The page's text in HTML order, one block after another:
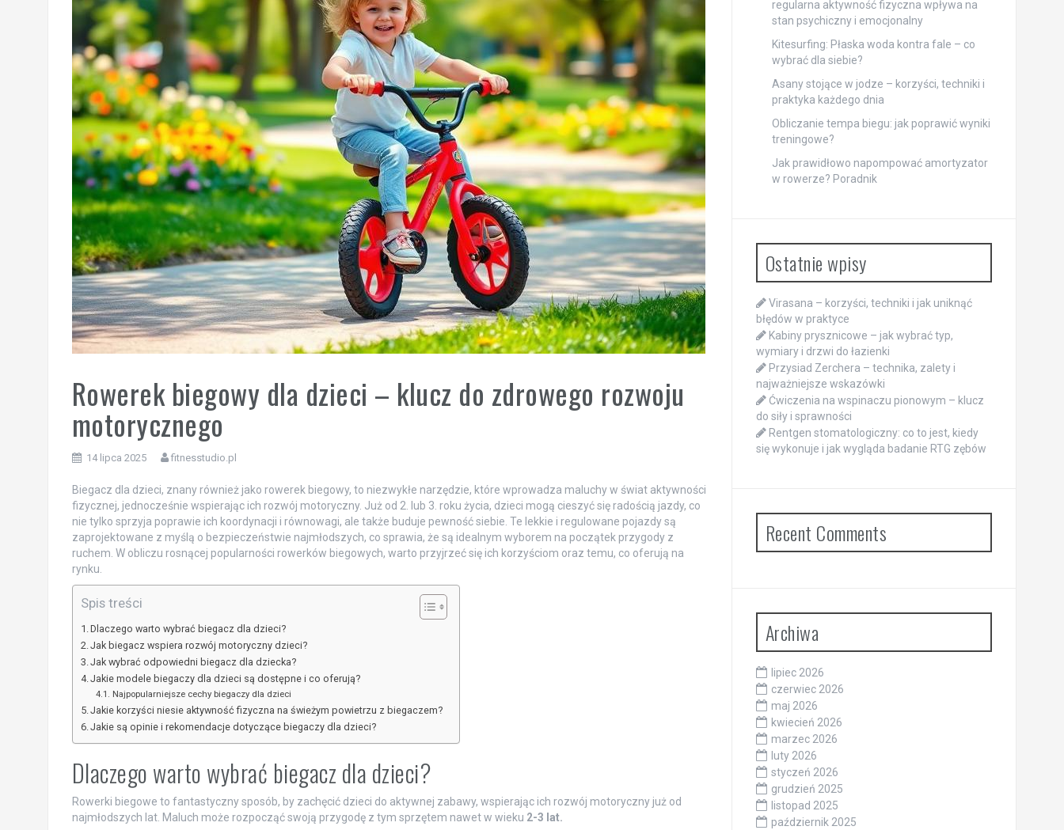
Rowerek biegowy dla dzieci – klucz do zdrowego rozwoju
motorycznego
14 lipca 2025 fitnesstudio.pl
Biegacz dla dzieci, znany również jako rowerek biegowy, to niezwykłe narzędzie, które wprowadza maluchy w świat aktywności
fizycznej, jednocześnie wspierając ich rozwój motoryczny. Już od 2. lub 3. roku życia, dzieci mogą cieszyć się radością jazdy, co
nie tylko sprzyja poprawie ich koordynacji i równowagi, ale także buduje pewność siebie. Te lekkie i regulowane pojazdy są
zaprojektowane z myślą o bezpieczeństwie najmłodszych, co sprawia, że są idealnym wyborem na początek przygody z
ruchem. W obliczu rosnącej popularności rowerków biegowych, warto przyjrzeć się ich korzyściom oraz temu, co oferują na
rynku.
Spis treści
Dlaczego warto wybrać biegacz dla dzieci?
Jak biegacz wspiera rozwój motoryczny dzieci?
Jak wybrać odpowiedni biegacz dla dziecka?
Jakie modele biegaczy dla dzieci są dostępne i co oferują?
Najpopularniejsze cechy biegaczy dla dzieci
Jakie korzyści niesie aktywność fizyczna na świeżym powietrzu z biegaczem?
Jakie są opinie i rekomendacje dotyczące biegaczy dla dzieci?
Dlaczego warto wybrać biegacz dla dzieci?
Rowerki biegowe to fantastyczny sposób, by zachęcić dzieci do aktywnej zabawy, wspierając ich rozwój motoryczny już od
najmłodszych lat. Maluch może rozpocząć swoją przygodę z tym sprzętem nawet w wieku 2-3 lat.
regularna aktywność fizyczna wpływa na
stan psychiczny i emocjonalny
Kitesurfing: Płaska woda kontra fale – co
wybrać dla siebie?
Asany stojące w jodze – korzyści, techniki i
praktyka każdego dnia
Obliczanie tempa biegu: jak poprawić wyniki
treningowe?
Jak prawidłowo napompować amortyzator
w rowerze? Poradnik
Ostatnie wpisy
Virasana – korzyści, techniki i jak uniknąć
błędów w praktyce
Kabiny prysznicowe – jak wybrać typ,
wymiary i drzwi do łazienki
Przysiad Zerchera – technika, zalety i
najważniejsze wskazówki
Ćwiczenia na wspinaczu pionowym – klucz
do siły i sprawności
Rentgen stomatologiczny: co to jest, kiedy
się wykonuje i jak wygląda badanie RTG zębów
Recent Comments
Archiwa
lipiec 2026
czerwiec 2026
maj 2026
kwiecień 2026
marzec 2026
luty 2026
styczeń 2026
grudzień 2025
listopad 2025
październik 2025